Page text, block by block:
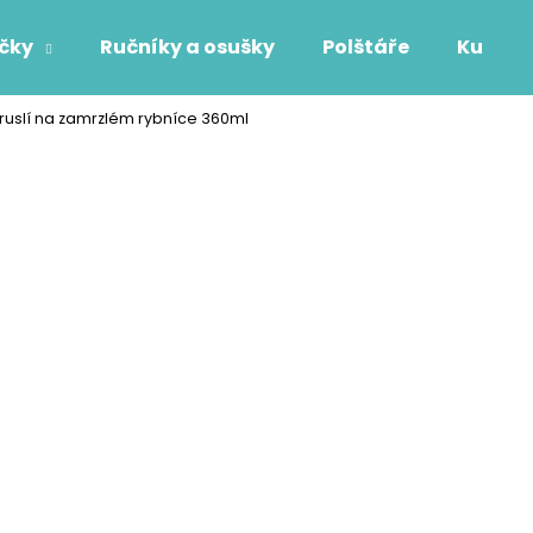
Ručníky a osušky Polštáře
na zamrzlém rybníce 360ml
Co potřebujete najít?